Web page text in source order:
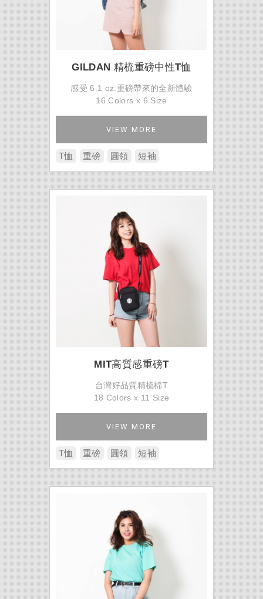
GILDAN 精梳重磅中性T恤
感受 6.1 oz.重磅帶來的全新體驗
16 Colors x 6 Size
VIEW MORE
T恤 重磅 圓領 短袖
MIT高質感重磅T
台灣好品質精梳棉T
18 Colors x 11 Size
VIEW MORE
T恤 重磅 圓領 短袖